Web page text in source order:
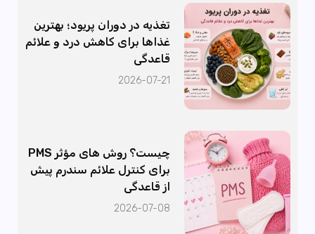
تغذیه در دوران پریود؛ بهترین
غذاها برای کاهش درد و علائم
قاعدگی
2026-07-21
PMS چیست؟ روش های مؤثر
برای کنترل علائم سندرم پیش
از قاعدگی
2026-07-08